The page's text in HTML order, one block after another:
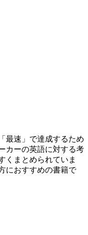
最速」で達成するため
カーの英語に対する考
くまとめられていま
におすすめの書籍で